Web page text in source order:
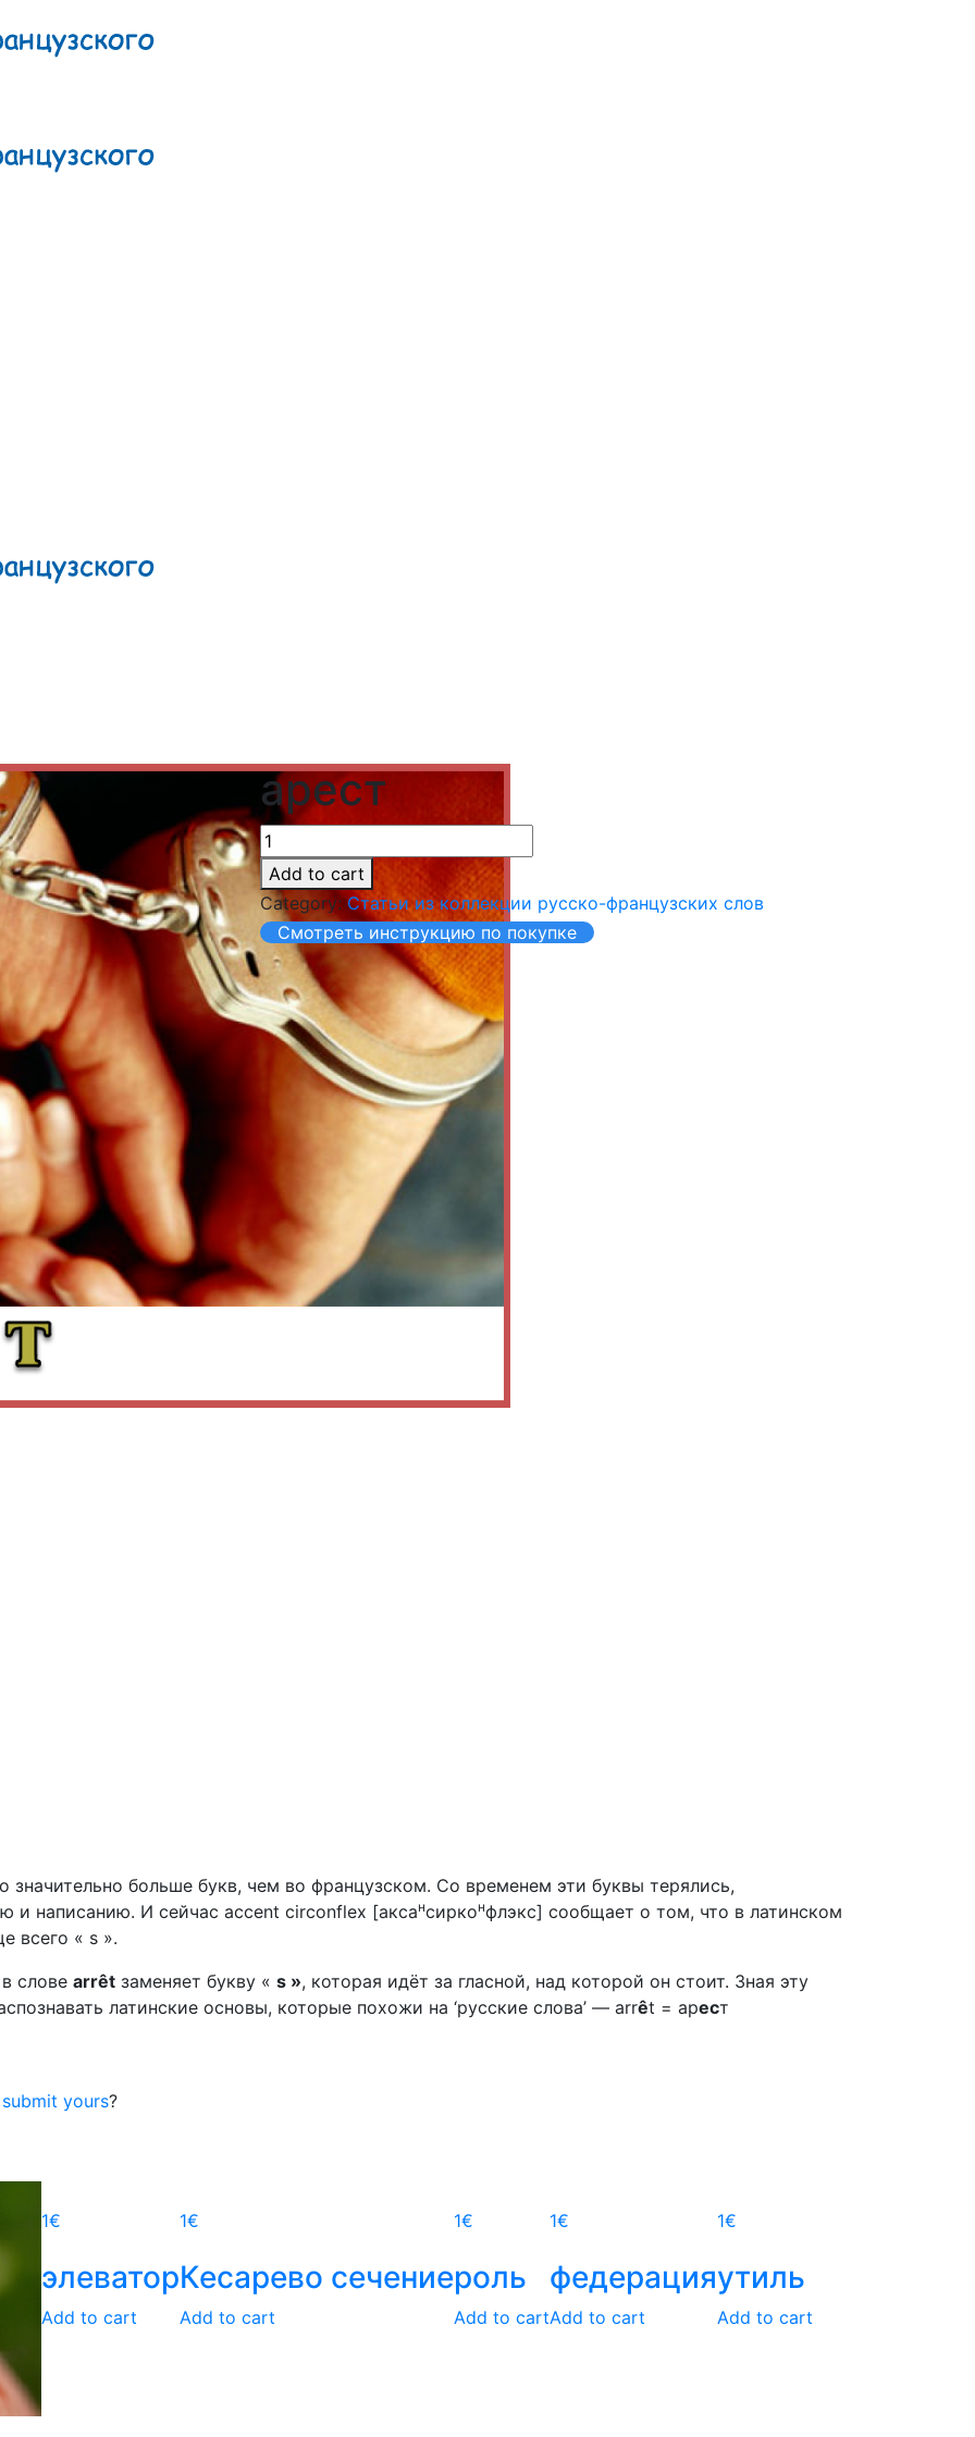
арест
Add to cart
Category:Статьи из коллекции русско-французских слов
Смотреть инструкцию по покупке
значительно больше букв, чем во французском. Со временем эти буквы терялись,
и написанию. И сейчас accent circonflex [аксансирконфлэкс] сообщает о том, что в латинском
всего « s ».
слове arrêt заменяет букву « s », которая идёт за гласной, над которой он стоит. Зная эту
латинские основы, которые похожи на ‘русские слова’ — arrêt = арест
submit yours?
1€
элеватор
Add to cart
1€
Кесарево сечение
Add to cart
1€
роль
Add to cart
1€
федерация
Add to cart
1€
утиль
Add to cart